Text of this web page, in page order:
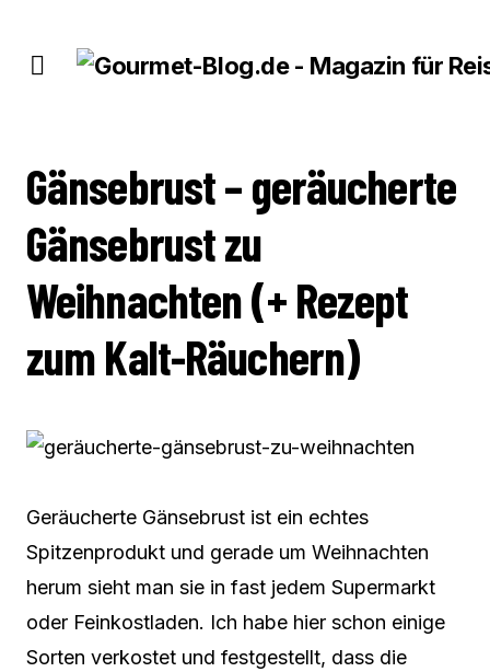
Gänsebrust – geräucherte
Gänsebrust zu
Weihnachten (+ Rezept
zum Kalt-Räuchern)
Geräucherte Gänsebrust ist ein echtes
Spitzenprodukt und gerade um Weihnachten
herum sieht man sie in fast jedem Supermarkt
oder Feinkostladen. Ich habe hier schon einige
Sorten verkostet und festgestellt, dass die